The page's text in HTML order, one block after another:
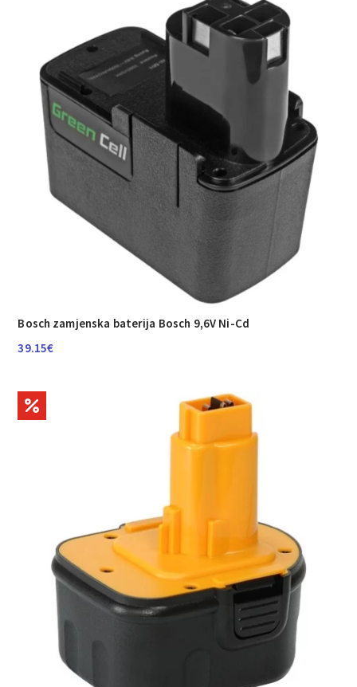
Bosch zamjenska baterija Bosch 9,6V Ni-Cd
39.15€